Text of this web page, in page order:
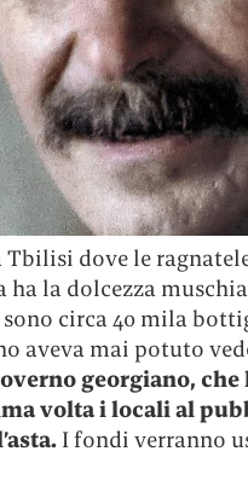
Tbilisi dove le
ha la dolcezza
circa 40 mila
aveva mai potuto
georgiano,
volta i locali al
I fondi verranno